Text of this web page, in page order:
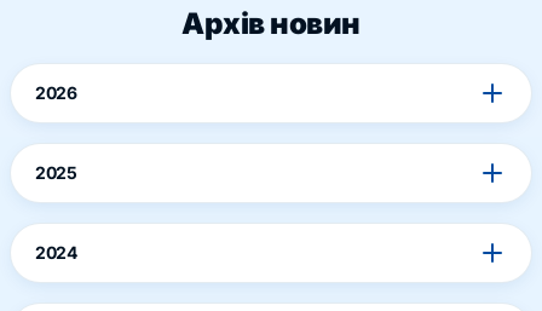
Архів новин
2026
2025
2024